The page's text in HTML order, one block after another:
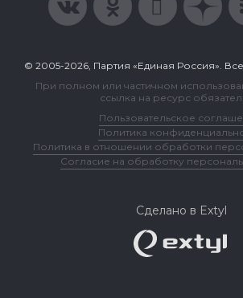
© 2005-2026, Партия «Единая Россия».
При полном или частичном
ссылка на ресурс
Пользовательское
Политика
Политика в отношении обработки
Согласие на обработку
Сделано в Extyl